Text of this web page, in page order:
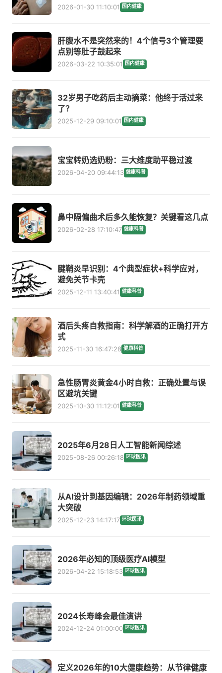
2026-01-30 11:10:01 国内健康
肝腹水不是突然来的！4个信号3个管理要
点别等肚子鼓起来
2026-03-22 10:35:01 国内健康
32岁男子吃药后主动摘菜：他终于活过来
了？
2025-12-29 09:10:01 国内健康
宝宝转奶选奶粉：三大维度助平稳过渡
2026-04-20 09:44:13 健康科普
鼻中隔偏曲术后多久能恢复？关键看这几点
2026-02-28 17:10:47 健康科普
腱鞘炎早识别：4个典型症状+科学应对，
避免关节卡壳
2025-12-11 13:40:41 健康科普
酒后头疼自救指南：科学解酒的正确打开方
式
2025-11-30 16:47:28 健康科普
急性肠胃炎黄金4小时自救：正确处置与误
区避坑关键
2025-10-30 11:12:01 健康科普
2025年6月28日人工智能新闻综述
2025-08-26 00:26:18 环球医讯
从AI设计到基因编辑：2026年制药领域重
大突破
2025-12-23 14:17:17 环球医讯
2026年必知的顶级医疗AI模型
2026-04-22 15:18:53 环球医讯
2024长寿峰会最佳演讲
2024-12-24 01:00:00 环球医讯
定义2026年的10大健康趋势：从节律健康